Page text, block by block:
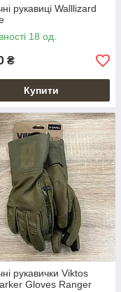
рукавиці Walllizard
18 од.
₴
Купити
рукавички Viktos
Gloves Ranger